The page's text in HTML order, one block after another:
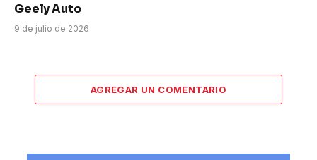
Geely Auto
9 de julio de 2026
AGREGAR UN COMENTARIO